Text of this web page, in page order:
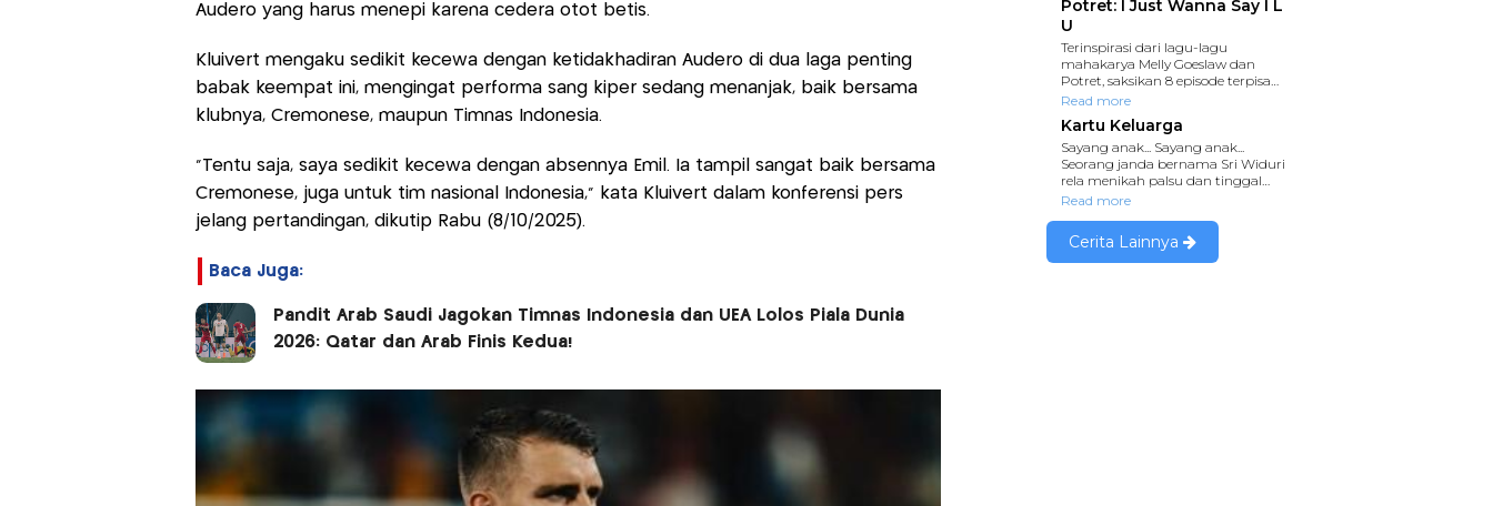
Audero yang harus menepi karena cedera otot betis.
Kluivert mengaku sedikit kecewa dengan ketidakhadiran Audero di dua laga penting
babak keempat ini, mengingat performa sang kiper sedang menanjak, baik bersama
klubnya, Cremonese, maupun Timnas Indonesia.
“Tentu saja, saya sedikit kecewa dengan absennya Emil. Ia tampil sangat baik bersama
Cremonese, juga untuk tim nasional Indonesia,” kata Kluivert dalam konferensi pers
jelang pertandingan, dikutip Rabu (8/10/2025).
Baca Juga:
Pandit Arab Saudi Jagokan Timnas Indonesia dan UEA Lolos Piala Dunia
2026: Qatar dan Arab Finis Kedua!